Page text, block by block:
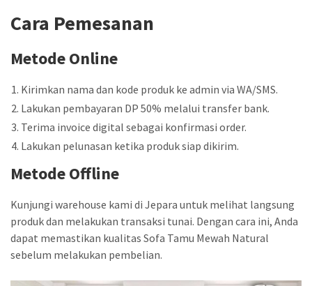
Cara Pemesanan
Metode Online
Kirimkan nama dan kode produk ke admin via WA/SMS.
Lakukan pembayaran DP 50% melalui transfer bank.
Terima invoice digital sebagai konfirmasi order.
Lakukan pelunasan ketika produk siap dikirim.
Metode Offline
Kunjungi warehouse kami di Jepara untuk melihat langsung
produk dan melakukan transaksi tunai. Dengan cara ini, Anda
dapat memastikan kualitas Sofa Tamu Mewah Natural
sebelum melakukan pembelian.